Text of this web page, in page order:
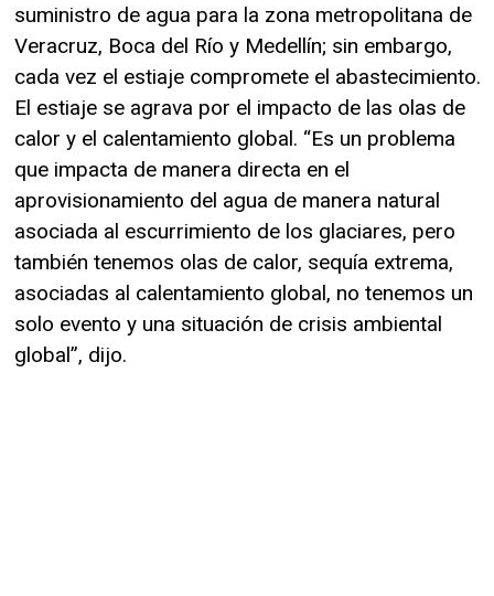
suministro de agua para la zona metropolitana de
Veracruz, Boca del Río y Medellín; sin embargo,
cada vez el estiaje compromete el abastecimiento.
El estiaje se agrava por el impacto de las olas de
calor y el calentamiento global. “Es un problema
que impacta de manera directa en el
aprovisionamiento del agua de manera natural
asociada al escurrimiento de los glaciares, pero
también tenemos olas de calor, sequía extrema,
asociadas al calentamiento global, no tenemos un
solo evento y una situación de crisis ambiental
global”, dijo.